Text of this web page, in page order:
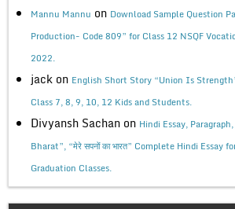
Mannu Mannu on Download Sample Question
Production- Code 809” for Class 12 NSQF
2022.
jack on English Short Story “Union Is
Class 7, 8, 9, 10, 12 Kids and Students.
Divyansh Sachan on Hindi Essay,
Bharat”, “मेरे सपनों का भारत” Complete Hindi Essay
Graduation Classes.